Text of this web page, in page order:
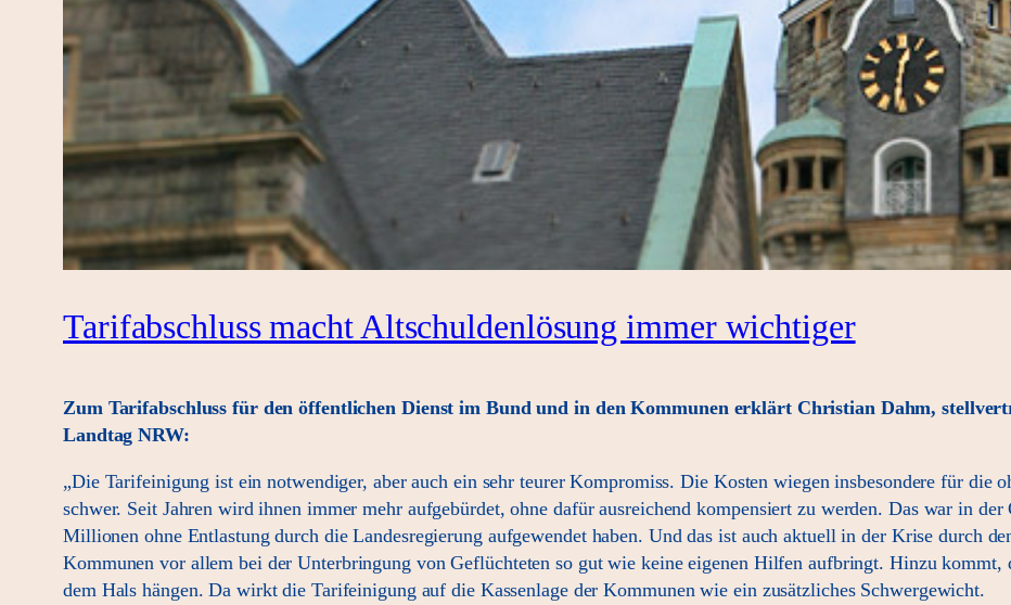
Tarifabschluss macht Altschuldenlösung immer wichtiger
Zum Tarifabschluss für den öffentlichen Dienst im Bund und in den Kommunen erklärt Christian Dahm,
Landtag NRW:
„Die Tarifeinigung ist ein notwendiger, aber auch ein sehr teurer Kompromiss. Die Kosten wiegen insbesondere für die
schwer. Seit Jahren wird ihnen immer mehr aufgebürdet, ohne dafür ausreichend kompensiert zu werden. Das war in der
Millionen ohne Entlastung durch die Landesregierung aufgewendet haben. Und das ist auch aktuell in der Krise durch
Kommunen vor allem bei der Unterbringung von Geflüchteten so gut wie keine eigenen Hilfen aufbringt. Hinzu
dem Hals hängen. Da wirkt die Tarifeinigung auf die Kassenlage der Kommunen wie ein zusätzliches Schwergewicht.